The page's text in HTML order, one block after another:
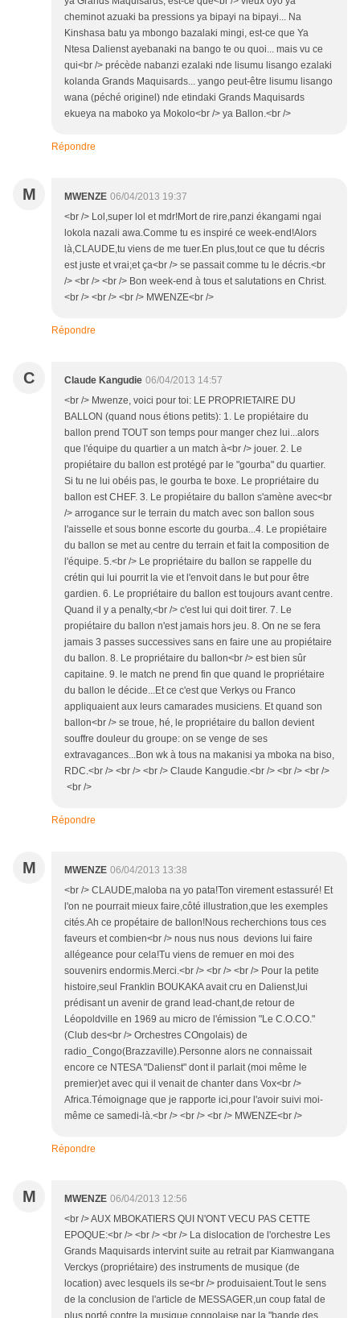
cheminot azuaki ba pressions ya bipayi na bipayi... Na
Kinshasa batu ya mbongo bazalaki mingi, est-ce que Ya
Ntesa Dalienst ayebanaki na bango te ou quoi... mais vu ce
qui<br /> précède nabanzi ezalaki nde lisumu lisango ezalaki
kolanda Grands Maquisards... yango peut-être lisumu lisango
wana (péché originel) nde etindaki Grands Maquisards
ekueya na maboko ya Mokolo<br /> ya Ballon.<br />
Répondre
M MWENZE 06/04/2013 19:37
<br /> Lol,super lol et mdr!Mort de rire,panzi ékangami ngai
lokola nazali awa.Comme tu es inspiré ce week-end!Alors
là,CLAUDE,tu viens de me tuer.En plus,tout ce que tu décris
est juste et vrai;et ça<br /> se passait comme tu le décris.<br
/> <br /> <br /> Bon week-end à tous et salutations en Christ.
<br /> <br /> <br /> MWENZE<br />
Répondre
C Claude Kangudie 06/04/2013 14:57
<br /> Mwenze, voici pour toi: LE PROPRIETAIRE DU
BALLON (quand nous étions petits): 1. Le propiétaire du
ballon prend TOUT son temps pour manger chez lui...alors
que l'équipe du quartier a un match à<br /> jouer. 2. Le
propiétaire du ballon est protégé par le "gourba" du quartier.
Si tu ne lui obéis pas, le gourba te boxe. Le propriétaire du
ballon est CHEF. 3. Le propiétaire du ballon s'amène avec<br
/> arrogance sur le terrain du match avec son ballon sous
l'aisselle et sous bonne escorte du gourba...4. Le propiétaire
du ballon se met au centre du terrain et fait la composition de
l'équipe. 5.<br /> Le propriétaire du ballon se rappelle du
crétin qui lui pourrit la vie et l'envoit dans le but pour être
gardien. 6. Le propriétaire du ballon est toujours avant centre.
Quand il y a penalty,<br /> c'est lui qui doit tirer. 7. Le
propiétaire du ballon n'est jamais hors jeu. 8. On ne se fera
jamais 3 passes successives sans en faire une au propiétaire
du ballon. 8. Le propriétaire du ballon<br /> est bien sûr
capitaine. 9. le match ne prend fin que quand le propriétaire
du ballon le décide...Et ce c'est que Verkys ou Franco
appliquaient aux leurs camarades musiciens. Et quand son
ballon<br /> se troue, hé, le propriétaire du ballon devient
souffre douleur du groupe: on se venge de ses
extravagances...Bon wk à tous na makanisi ya mboka na biso,
RDC.<br /> <br /> <br /> Claude Kangudie.<br /> <br /> <br />
<br />
Répondre
M MWENZE 06/04/2013 13:38
<br /> CLAUDE,maloba na yo pata!Ton virement estassuré! Et
l'on ne pourrait mieux faire,côté illustration,que les exemples
cités.Ah ce propétaire de ballon!Nous recherchions tous ces
faveurs et combien<br /> nous nus nous devions lui faire
allégeance pour cela!Tu viens de remuer en moi des
souvenirs endormis.Merci.<br /> <br /> <br /> Pour la petite
histoire,seul Franklin BOUKAKA avait cru en Dalienst,lui
prédisant un avenir de grand lead-chant,de retour de
Léopoldville en 1969 au micro de l'émission "Le C.O.CO."
(Club des<br /> Orchestres COngolais) de
radio_Congo(Brazzaville).Personne alors ne connaissait
encore ce NTESA "Dalienst" dont il parlait (moi même le
premier)et avec qui il venait de chanter dans Vox<br />
Africa.Témoignage que je rapporte ici,pour l'avoir suivi moi-
même ce samedi-là.<br /> <br /> <br /> MWENZE<br />
Répondre
M MWENZE 06/04/2013 12:56
<br /> AUX MBOKATIERS QUI N'ONT VECU PAS CETTE
EPOQUE:<br /> <br /> <br /> La dislocation de l'orchestre Les
Grands Maquisards intervint suite au retrait par Kiamwangana
Verckys (propriétaire) des instruments de musique (de
location) avec lesquels ils se<br /> produisaient.Tout le sens
de la conclusion de l'article de MESSAGER,un coup fatal de
plus porté contre la musique congolaise par la "bande des